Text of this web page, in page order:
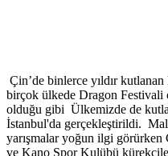
Çin’de binlerce yıldır
birçok ülkede Dragon Festivali
olduğu gibi Ülkemizde de
İstanbul'da gerçekleştirildi.
yarışmalar yoğun ilgi
ve Kano Spor Kulübü